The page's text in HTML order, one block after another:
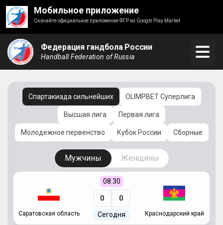
Мобильное приложение
Скачайте официальное приложение ФГР из Google Play Market
Федерация гандбола России
Handball Federation of Russia
Спартакиада сильнейших OLIMPBET Суперлига
Высшая лига Первая лига
Молодежное первенство Кубок России Сборные
Мужчины Женщины
Саратовская область
08:30
0 0
Сегодня Краснодарский край